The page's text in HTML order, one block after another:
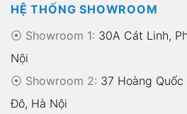
HỆ THỐNG SHOWROOM
⦿ Showroom 1: 30A Cát Linh,
Nội
⦿ Showroom 2: 37 Hoàng
Đô, Hà Nội